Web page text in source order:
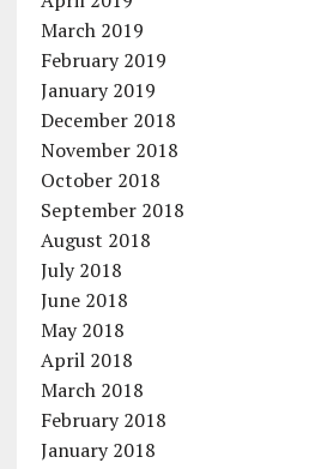
March 2019
February 2019
January 2019
December 2018
November 2018
October 2018
September 2018
August 2018
July 2018
June 2018
May 2018
April 2018
March 2018
February 2018
January 2018